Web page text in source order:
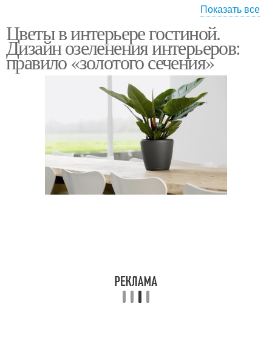
цветами
Комната с зелеными
цветами
Показать все
Цветы в интерьере гостиной.
Дизайн озеленения интерьеров:
правило «золотого сечения»